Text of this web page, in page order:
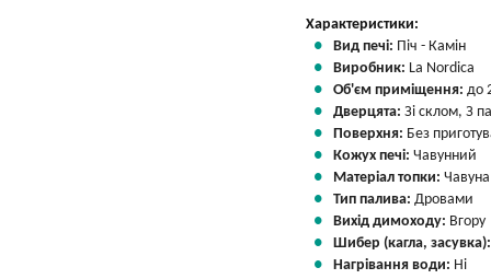
Характеристики:
Вид печі: Піч - Камін
Виробник: La Nordica
Об'єм приміщення: до
Дверцята: Зі склом, З
Поверхня: Без
Кожух печі: Чавунний
Матеріал топки: Чавуна
Тип палива: Дровами
Вихід димоходу: Вгору
Шибер (кагла,
Нагрівання води: Ні